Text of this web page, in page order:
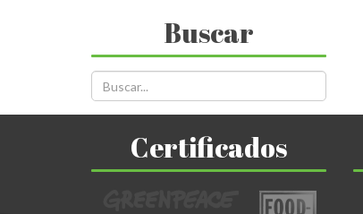
Buscar
Certificados